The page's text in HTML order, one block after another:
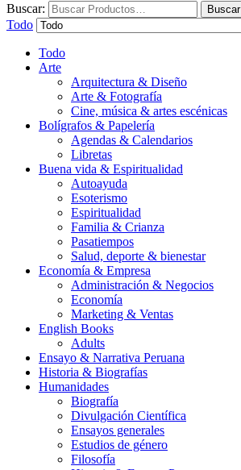
Buscar: Buscar
Todo
Todo
Arte
Arquitectura & Diseño
Arte & Fotografía
Cine, música & artes escénicas
Bolígrafos & Papelería
Agendas & Calendarios
Libretas
Buena vida & Espiritualidad
Autoayuda
Esoterismo
Espiritualidad
Familia & Crianza
Pasatiempos
Salud, deporte & bienestar
Economía & Empresa
Administración & Negocios
Economía
Marketing & Ventas
English Books
Adults
Ensayo & Narrativa Peruana
Historia & Biografías
Humanidades
Biografía
Divulgación Científica
Ensayos generales
Estudios de género
Filosofía